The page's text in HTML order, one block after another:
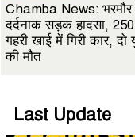
Chamba News:
दर्दनाक सड़क हादसा,
गहरी खाई में गिरी कार, दो
की मौत
Last Update